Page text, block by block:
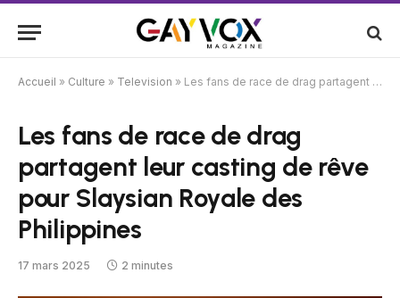
Accueil » Culture » Television » Les fans de race de drag partagent leur casting de rêve pour Slaysian Royale des Philippines
Les fans de race de drag
partagent leur casting de rêve
pour Slaysian Royale des
Philippines
17 mars 2025 2 minutes